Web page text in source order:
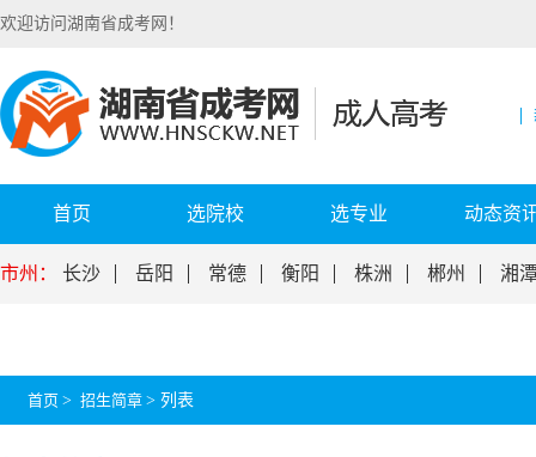
欢迎访问湖南省成考网！
首页 选院校 选专业 动态资
市州： 长沙 岳阳 常德 衡阳 株洲 郴州 湘
首页 > 招生简章 > 列表